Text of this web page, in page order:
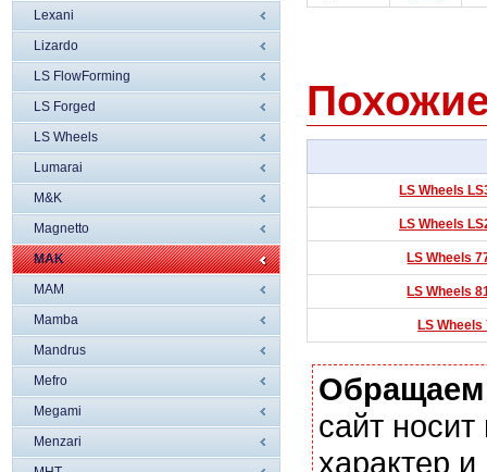
Lexani
Lizardo
LS FlowForming
LS Forged
LS Wheels
Lumarai
M&K
Magnetto
MAK
MAM
Mamba
Mandrus
Mefro
Megami
Menzari
LS Wheels
LS Wheels
LS Wheels
LS Wheels
LS
сайт
характер